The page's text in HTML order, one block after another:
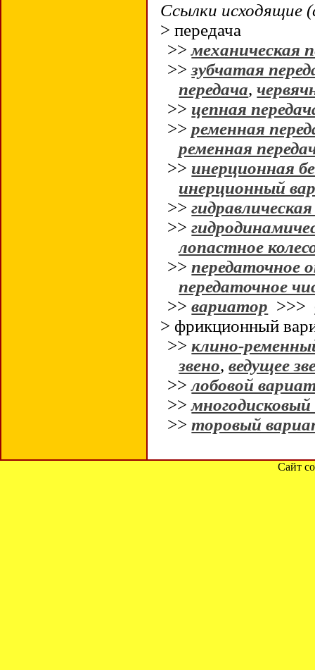
Ссылки исходящие
> передача
>>механическая
>>зубчатая
передача,
>> цепная
>>ременная
ременная
>> инерционная
инерционный
>>
>>
лопастное
>>передаточное
передаточное
>>вариатор >>>
> фрикционный
>>клино-
звено,ведущее
>>лобовой
>>
>>торовый
Сайт